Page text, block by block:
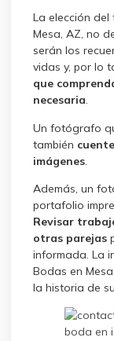
La elección
Mesa, AZ, no
serán los
vidas y, por lo
que
necesaria.
Un fotógrafo
también
imágenes.
Además, un
portafolio
Revisar
otras parejas
informada. La
Bodas en
la historia de